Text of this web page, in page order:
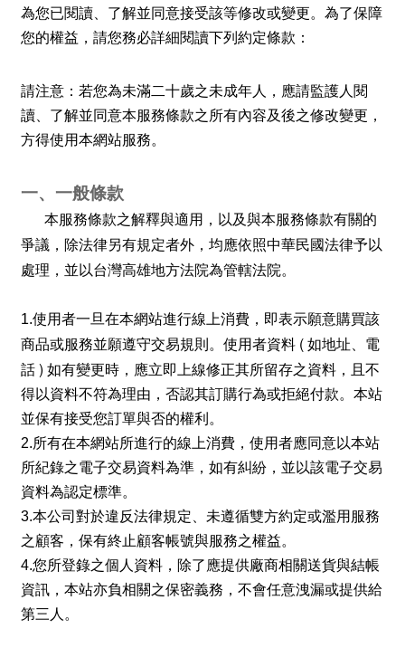
為您已閱讀、了解並同意接受該等修改或變更。為了保障
您的權益，請您務必詳細閱讀下列約定條款：
請注意：若您為未滿二十歲之未成年人，應請監護人閱
讀、了解並同意本服務條款之所有內容及後之修改變更，
方得使用本網站服務。
一、一般條款
本服務條款之解釋與適用，以及與本服務條款有關的
爭議，除法律另有規定者外，均應依照中華民國法律予以
處理，並以台灣高雄地方法院為管轄法院。
1.使用者一旦在本網站進行線上消費，即表示願意購買該
商品或服務並願遵守交易規則。使用者資料 ( 如地址、電
話 ) 如有變更時，應立即上線修正其所留存之資料，且不
得以資料不符為理由，否認其訂購行為或拒絕付款。本站
並保有接受您訂單與否的權利。
2.所有在本網站所進行的線上消費，使用者應同意以本站
所紀錄之電子交易資料為準，如有糾紛，並以該電子交易
資料為認定標準。
3.本公司對於違反法律規定、未遵循雙方約定或濫用服務
之顧客，保有終止顧客帳號與服務之權益。
4.您所登錄之個人資料，除了應提供廠商相關送貨與結帳
資訊，本站亦負相關之保密義務，不會任意洩漏或提供給
第三人。